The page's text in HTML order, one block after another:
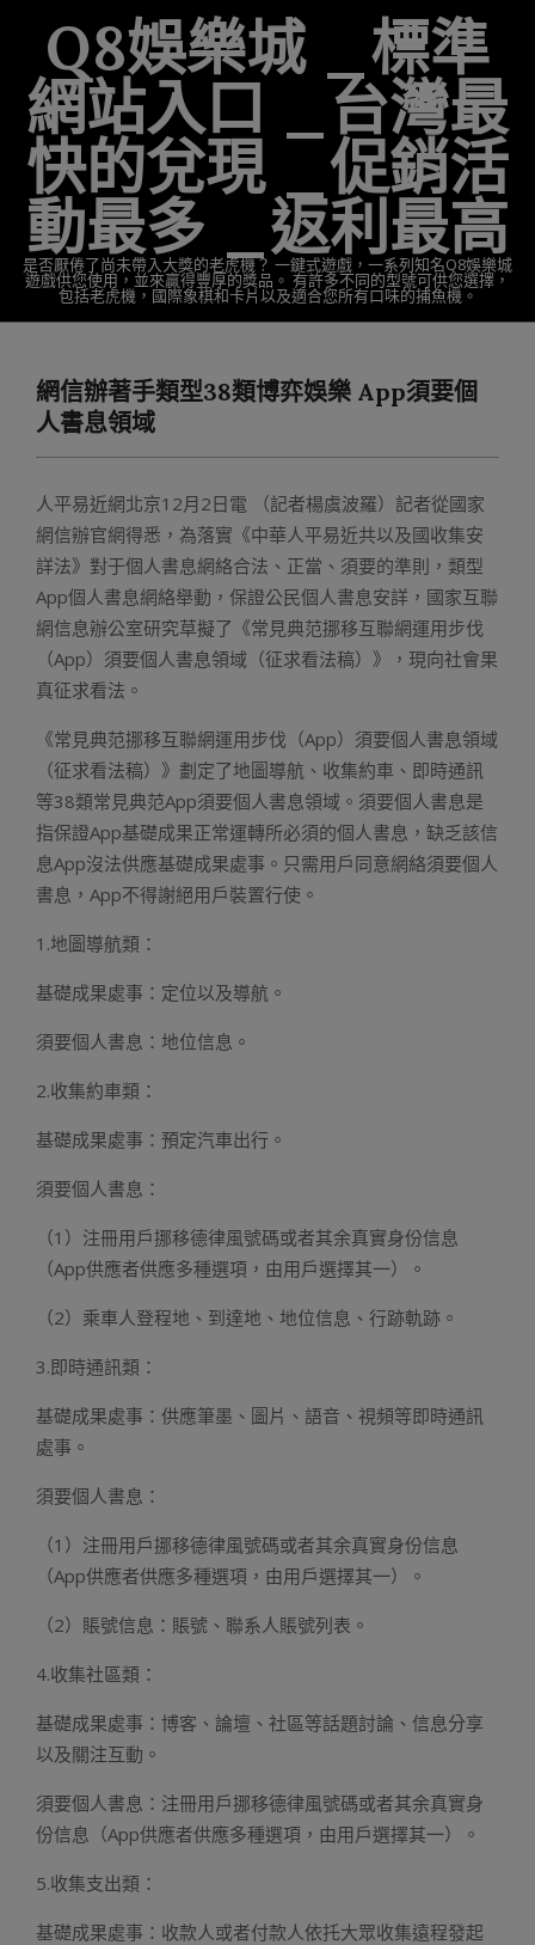
contentQ8娛樂城 _標準
網站入口 _台灣最
快的兌現 _促銷活
動最多 _返利最高
是否厭倦了尚未帶入大獎的老虎機？ 一鍵式遊戲，一系列知名Q8娛樂城
遊戲供您使用，並來贏得豐厚的獎品。 有許多不同的型號可供您選擇，
包括老虎機，國際象棋和卡片以及適合您所有口味的捕魚機。
Menu網信辦著手類型38類博弈娛樂 App須要個
人書息領域
人平易近網北京12月2日電 （記者楊虞波羅）記者從國家
網信辦官網得悉，為落實《中華人平易近共以及國收集安
詳法》對于個人書息網絡合法、正當、須要的準則，類型
App個人書息網絡舉動，保證公民個人書息安詳，國家互聯
網信息辦公室研究草擬了《常見典范挪移互聯網運用步伐
（App）須要個人書息領域（征求看法稿）》，現向社會果
真征求看法。
《常見典范挪移互聯網運用步伐（App）須要個人書息領域
（征求看法稿）》劃定了地圖導航、收集約車、即時通訊
等38類常見典范App須要個人書息領域。須要個人書息是
指保證App基礎成果正常運轉所必須的個人書息，缺乏該信
息App沒法供應基礎成果處事。只需用戶同意網絡須要個人
書息，App不得謝絕用戶裝置行使。
1.地圖導航類：
基礎成果處事：定位以及導航。
須要個人書息：地位信息。
2.收集約車類：
基礎成果處事：預定汽車出行。
須要個人書息：
（1）注冊用戶挪移德律風號碼或者其余真實身份信息
（App供應者供應多種選項，由用戶選擇其一）。
（2）乘車人登程地、到達地、地位信息、行跡軌跡。
3.即時通訊類：
基礎成果處事：供應筆墨、圖片、語音、視頻等即時通訊
處事。
須要個人書息：
（1）注冊用戶挪移德律風號碼或者其余真實身份信息
（App供應者供應多種選項，由用戶選擇其一）。
（2）賬號信息：賬號、聯系人賬號列表。
4.收集社區類：
基礎成果處事：博客、論壇、社區等話題討論、信息分享
以及關注互動。
須要個人書息：注冊用戶挪移德律風號碼或者其余真實身
份信息（App供應者供應多種選項，由用戶選擇其一）。
5.收集支出類：
基礎成果處事：收款人或者付款人依托大眾收集遠程發起